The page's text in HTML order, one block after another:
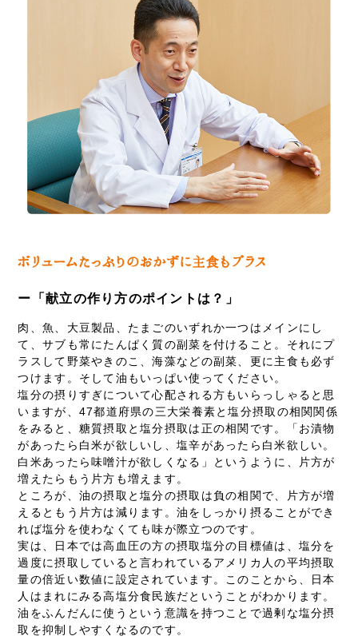
ー「献立の作り方のポイントは？」
肉、魚、大豆製品、たまごのいずれか一つはメインにし
て、サブも常にたんぱく質の副菜を付けること。それにプ
ラスして野菜やきのこ、海藻などの副菜、更に主食も必ず
つけます。そして油もいっぱい使ってください。
塩分の摂りすぎについて心配される方もいらっしゃると思
いますが、47都道府県の三大栄養素と塩分摂取の相関関係
をみると、糖質摂取と塩分摂取は正の相関です。「お漬物
があったら白米が欲しいし、塩辛があったら白米欲しい。
白米あったら味噌汁が欲しくなる」というように、片方が
増えたらもう片方も増えます。
ところが、油の摂取と塩分の摂取は負の相関で、片方が増
えるともう片方は減ります。油をしっかり摂ることができ
れば塩分を使わなくても味が際立つのです。
実は、日本では高血圧の方の摂取塩分の目標値は、塩分を
過度に摂取していると言われているアメリカ人の平均摂取
量の倍近い数値に設定されています。このことから、日本
人はまれにみる高塩分食民族だということがわかります。
油をふんだんに使うという意識を持つことで過剰な塩分摂
取を抑制しやすくなるのです。